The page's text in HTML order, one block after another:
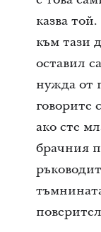
казва
към тази
оставил
нужда от
говорите
ако сте
брачния